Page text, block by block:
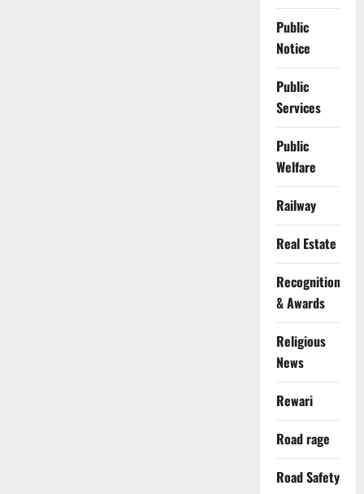
Public
Notice
Public
Services
Public
Welfare
Railway
Real Estate
Recognition
& Awards
Religious
News
Rewari
Road rage
Road Safety